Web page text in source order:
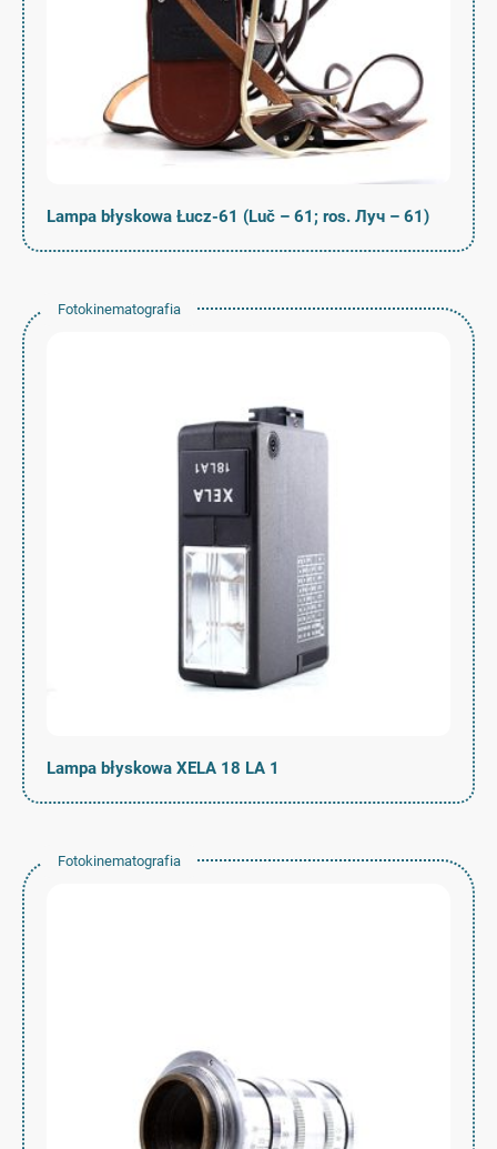
Lampa błyskowa Łucz-61 (Luč – 61; ros. Луч – 61)
Fotokinematografia
Lampa błyskowa XELA 18 LA 1
Fotokinematografia